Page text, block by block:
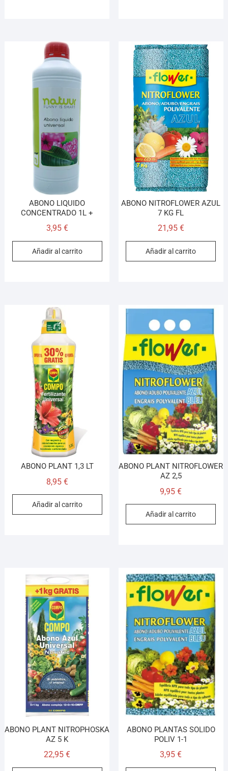
ABONO LIQUIDO
CONCENTRADO 1L +
3,95 €
Añadir al carrito
ABONO NITROFLOWER AZUL
7 KG FL
21,95 €
Añadir al carrito
ABONO PLANT 1,3 LT
8,95 €
Añadir al carrito
ABONO PLANT NITROFLOWER
AZ 2,5
9,95€
Añadir al carrito
ABONO PLANT NITROPHOSKA
AZ 5 K
22,95€
ABONO PLANTAS SOLIDO
POLIV 1-1
3,95€